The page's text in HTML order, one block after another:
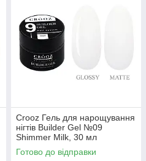
Crooz Гель для нарощування
нігтів Builder Gel №09
Shimmer Milk, 30 мл
Готово до відправки